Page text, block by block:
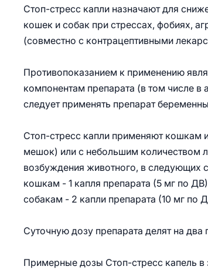
Стоп-стресс капли назначают для
кошек и собак при стрессах, фобиях,
(совместно с контрацептивными
Противопоказанием к применению
компонентам препарата (в том числе в
следует применять препарат
Стоп-стресс капли применяют кошкам
мешок) или с небольшим количеством
возбуждения животного, в следующих
кошкам - 1 капля препарата (5 мг по
собакам - 2 капли препарата (10 мг по
Суточную дозу препарата делят на
Примерные дозы Стоп-стресс капель в